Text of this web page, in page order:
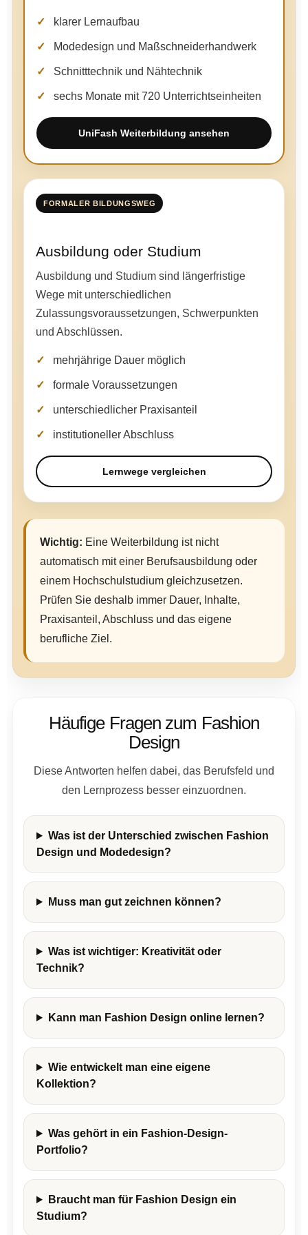
klarer Lernaufbau
Modedesign und Maßschneiderhandwerk
Schnitttechnik und Nähtechnik
sechs Monate mit 720 Unterrichtseinheiten
UniFash Weiterbildung ansehen
FORMALER BILDUNGSWEG
Ausbildung oder Studium
Ausbildung und Studium sind längerfristige
Wege mit unterschiedlichen
Zulassungsvoraussetzungen, Schwerpunkten
und Abschlüssen.
mehrjährige Dauer möglich
formale Voraussetzungen
unterschiedlicher Praxisanteil
institutioneller Abschluss
Lernwege vergleichen
Wichtig: Eine Weiterbildung ist nicht
automatisch mit einer Berufsausbildung oder
einem Hochschulstudium gleichzusetzen.
Prüfen Sie deshalb immer Dauer, Inhalte,
Praxisanteil, Abschluss und das eigene
berufliche Ziel.
Häufige Fragen zum Fashion
Design
Diese Antworten helfen dabei, das Berufsfeld und
den Lernprozess besser einzuordnen.
Was ist der Unterschied zwischen Fashion
Design und Modedesign?
Muss man gut zeichnen können?
Was ist wichtiger: Kreativität oder
Technik?
Kann man Fashion Design online lernen?
Wie entwickelt man eine eigene
Kollektion?
Was gehört in ein Fashion-Design-
Portfolio?
Braucht man für Fashion Design ein
Studium?